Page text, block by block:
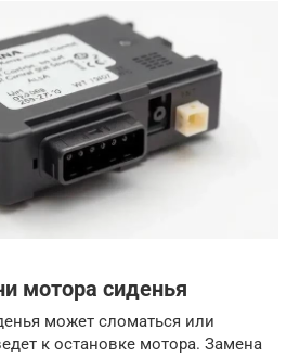
мотора сиденья
может сломаться или
к остановке мотора. Замена